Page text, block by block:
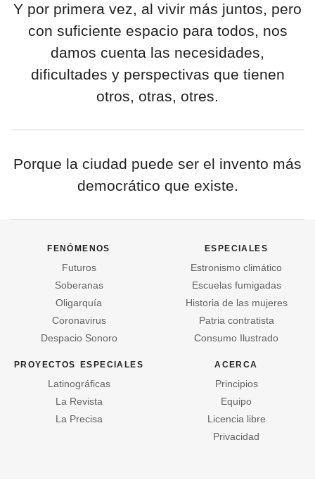
Y por primera vez, al vivir más juntos, pero
con suficiente espacio para todos, nos
damos cuenta las necesidades,
dificultades y perspectivas que tienen
otros, otras, otres.
Porque la ciudad puede ser el invento más
democrático que existe.
fenómenos
Futuros
Soberanas
Oligarquía
Coronavirus
Despacio Sonoro
especiales
Estronismo climático
Escuelas fumigadas
Historia de las mujeres
Patria contratista
Consumo Ilustrado
proyectos especiales
Latinográficas
La Revista
La Precisa
acerca
Principios
Equipo
Licencia libre
Privacidad